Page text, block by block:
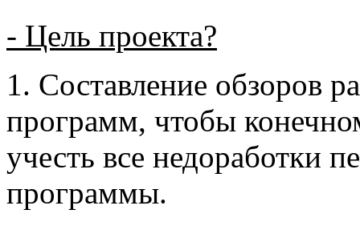
- Цель проекта?
1. Составление обзоров
программ, чтобы
учесть все недоработки
программы.